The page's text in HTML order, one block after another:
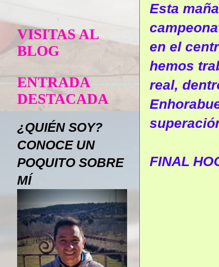
Esta
en el
hemos
real,
FINAL
VISITAS AL
BLOG
ENTRADA
DESTACADA
¿QUIÉN SOY?
CONOCE UN
POQUITO SOBRE
MÍ